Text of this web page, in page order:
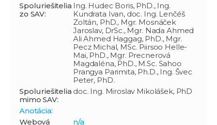
Spoluriešitelia
zo SAV:
Ing. Hudec Boris, PhD., Ing.
Kundrata Ivan, doc. Ing. Lenčéš
Zoltán, PhD., Mgr. Mosnáček
Jaroslav, DrSc., Mgr. Nada Ahmed
Ali Ahmed Haggag, PhD., Mgr.
Pecz Michal, MSc. Piirsoo Helle-
Mai, PhD., Mgr. Precnerová
Magdaléna, PhD., M.Sc. Sahoo
Prangya Parimita, Ph.D., Ing. Švec
Peter, PhD.
Spoluriešitelia
mimo SAV:
doc. Ing. Miroslav Mikolášek, PhD
Anotácia:
Webová
n/a